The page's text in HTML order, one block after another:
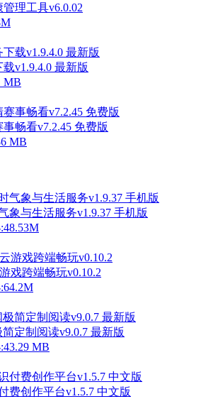
理工具v6.0.02
v1.9.4.0 最新版
MB
畅看v7.2.45 免费版
MB
象与生活服务v1.9.37 手机版
戏跨端畅玩v0.10.2
定制阅读v9.0.7 最新版
MB
费创作平台v1.5.7 中文版